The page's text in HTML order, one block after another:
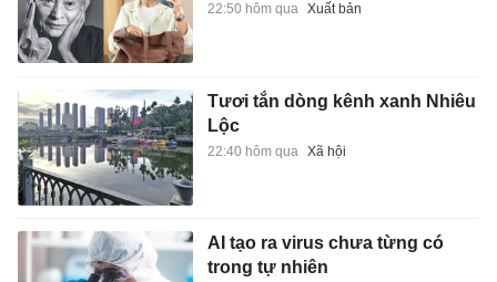
22:50 hôm qua Xuất bản
Tươi tắn dòng kênh xanh Nhiêu
Lộc
22:40 hôm qua Xã hội
AI tạo ra virus chưa từng có
trong tự nhiên